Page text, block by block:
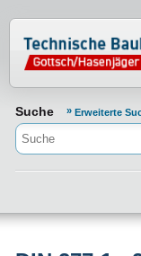
Suche Erweiterte